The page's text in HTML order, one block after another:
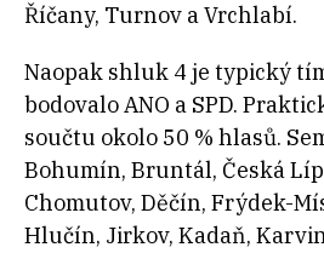
Říčany, Turnov a Vrchlabí.
Naopak shluk 4 je typický
bodovalo ANO a SPD.
součtu okolo 50 % hlasů.
Bohumín, Bruntál, Česká
Chomutov, Děčín, Frýdek-
Hlučín, Jirkov, Kadaň,